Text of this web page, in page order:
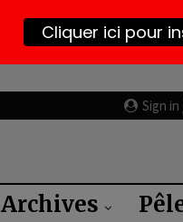
Sign in
Archives
Cliquer ici pour